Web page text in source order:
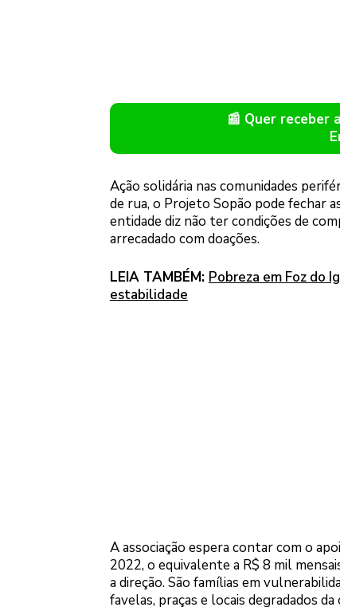
📰 Quer receber
Ação solidária nas comunidades
de rua, o Projeto Sopão pode fechar
entidade diz não ter condições de
arrecadado com doações.
LEIA TAMBÉM: Pobreza em Foz do
estabilidade
A associação espera contar com o
2022, o equivalente a R$ 8 mil
a direção. São famílias em
favelas, praças e locais degradados da